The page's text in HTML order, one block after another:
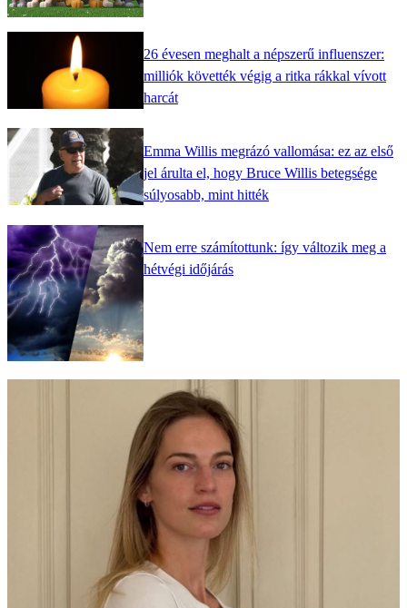
26 évesen meghalt a népszerű influenszer:
milliók követték végig a ritka rákkal vívott
harcát
Emma Willis megrázó vallomása: ez az első
jel árulta el, hogy Bruce Willis betegsége
súlyosabb, mint hitték
Nem erre számítottunk: így változik meg a
hétvégi időjárás